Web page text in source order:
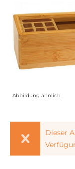
Abbildung ähnlich
Dieser